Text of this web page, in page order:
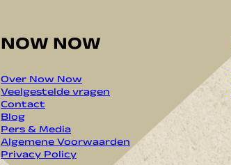
NOW NOW
Over Now Now
Veelgestelde vragen
Contact
Blog
Pers & Media
Algemene Voorwaarden
Privacy Policy